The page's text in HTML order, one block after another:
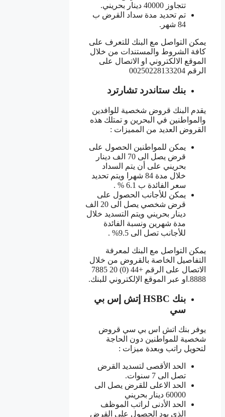
تتجاوز 40000 دينار بحريني.
تم تحديد مدة سداد القرض ب
84 شهر.
يمكن التواصل مع البنك للتعرف على
كافة الشروط والمستندات من خلال
الموقع الالكتروني او الاتصال على
الرقم 00250228133204
بنك ستاندرد تشارترد
يقدم البنك قروض شخصية للوافدين
والمواطنين في البحرين و تمتلك هذه
القروض العديد من المميزات :
يمكن للمواطنين الحصول على
قرض يصل الى 70 الف دينار
بحريني على أن يتم السداد
خلال مدة 84 شهرا ويتم تحديد
سعر الفائدة ب 6.1 % .
يمكن للأجانب الحصول على
قرض شخصي يصل الى 20 الف
دينار بحريني ويتم التسديد خلال
مدة شهرين ونسبة الفائدة
للأجانب تصل الى 9.5% .
يمكن التواصل مع البنك لمعرفة
التفاصيل الخاصة بالقروض من خلال
الاتصال على الرقم +44 (0) 20 7885
8888.او عبر الموقع الإلكتروني للبنك.
بنك HSBC إتش إس بي
سي
يوفر بنك اتش اس بي سي قروض
شخصية للمواطنين دون الحاجة
لتحويل راتب وبعدة ميزات :
الحد الأقصى لتسديد القرض
تصل الى 7 سنوات.
الحد الاعلى للقرض يصل الى
60000 دينار بحريني
الحد الأدنى لراتب الموظف
الذي يود الحصول على القرض